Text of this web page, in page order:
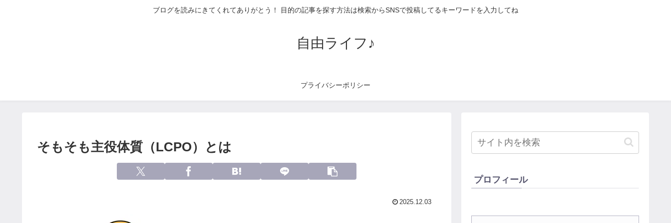
ブログを読みにきてくれてありがとう！ 目的の記事を探す方法は検索からSNSで投稿してるキーワードを入力してね
自由ライフ♪
プライバシーポリシー
そもそも主役体質（LCPO）とは
2025.12.03
プロフィール